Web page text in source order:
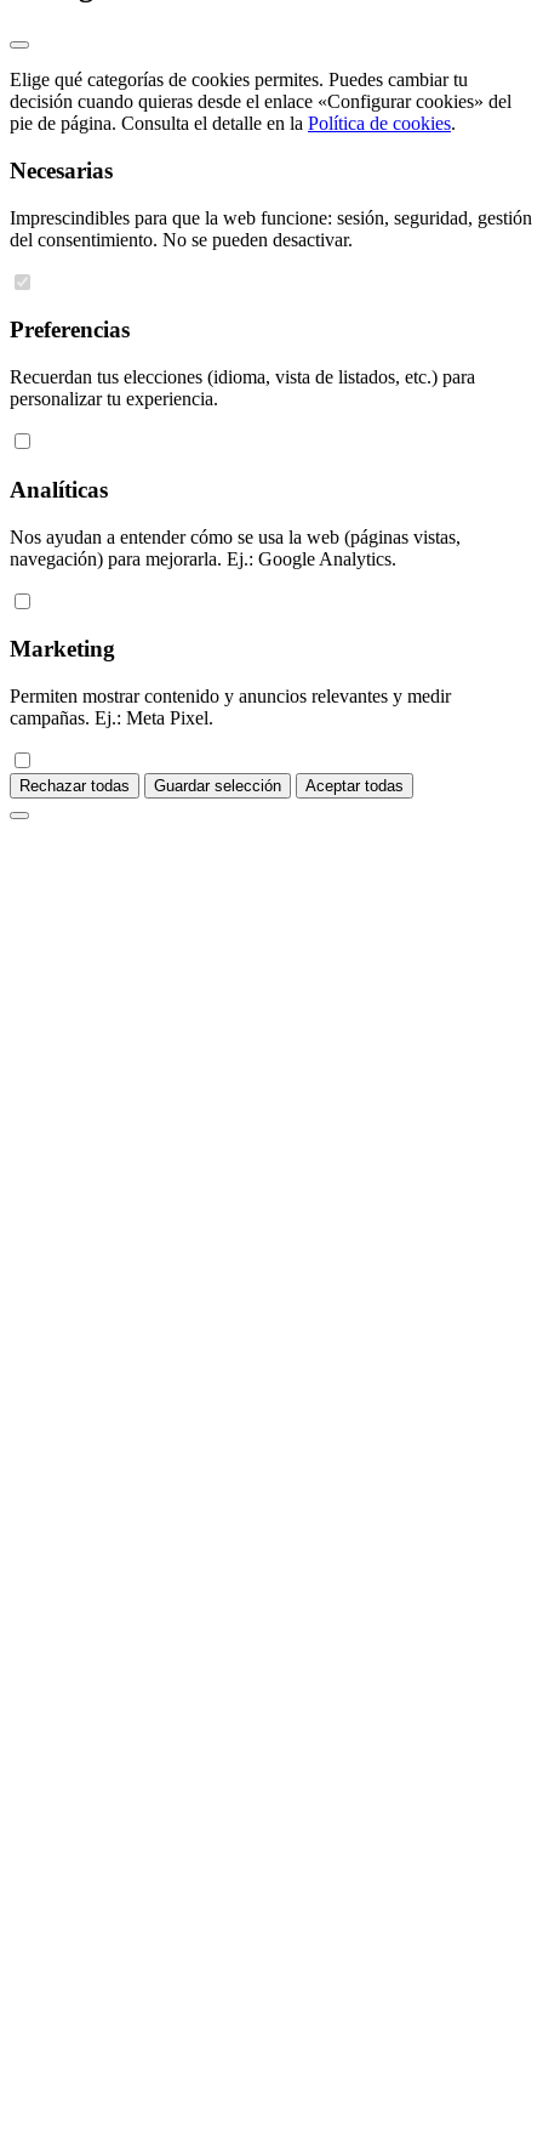
Elige qué categorías de cookies permites. Puedes cambiar tu
decisión cuando quieras desde el enlace «Configurar cookies» del
pie de página. Consulta el detalle en la Política de cookies.
Necesarias
Imprescindibles para que la web funcione: sesión, seguridad, gestión
del consentimiento. No se pueden desactivar.
Preferencias
Recuerdan tus elecciones (idioma, vista de listados, etc.) para
personalizar tu experiencia.
Analíticas
Nos ayudan a entender cómo se usa la web (páginas vistas,
navegación) para mejorarla. Ej.: Google Analytics.
Marketing
Permiten mostrar contenido y anuncios relevantes y medir
campañas. Ej.: Meta Pixel.
Rechazar todas Guardar selección Aceptar todas